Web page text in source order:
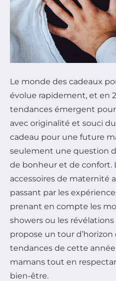
Le monde des cadeaux
évolue rapidement, et en
tendances émergent
avec originalité et souci
cadeau pour une future
seulement une question
de bonheur et de confort.
accessoires de maternité
passant par les
prenant en compte les
showers ou les
propose un tour
tendances de cette
mamans tout en
bien-être.